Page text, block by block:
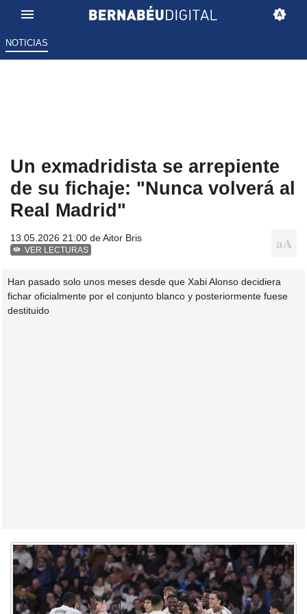
NOTICIAS
Un exmadridista se arrepiente
de su fichaje: "Nunca volverá al
Real Madrid"
13.05.2026 21:00 deAitor Bris
VER LECTURAS
Han pasado solo unos meses desde que Xabi Alonso decidiera
fichar oficialmente por el conjunto blanco y posteriormente fuese
destituido